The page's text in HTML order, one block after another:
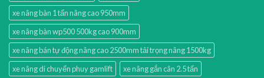
xe nâng bàn 1 tấn nâng cao 950mm
xe nâng bàn wp500 500kg cao 900mm
xe nâng bán tự động nâng cao 2500mm tải trọng nâng 1500kg
xe nâng di chuyển phuy gamlift
xe nâng gắn cân 2.5 tấn